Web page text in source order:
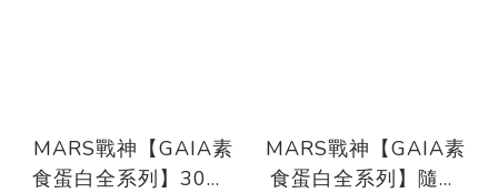
MARS戰神【GAIA素
食蛋白全系列】30包/
MARS戰神【GAIA素
食蛋白全系列】隨手